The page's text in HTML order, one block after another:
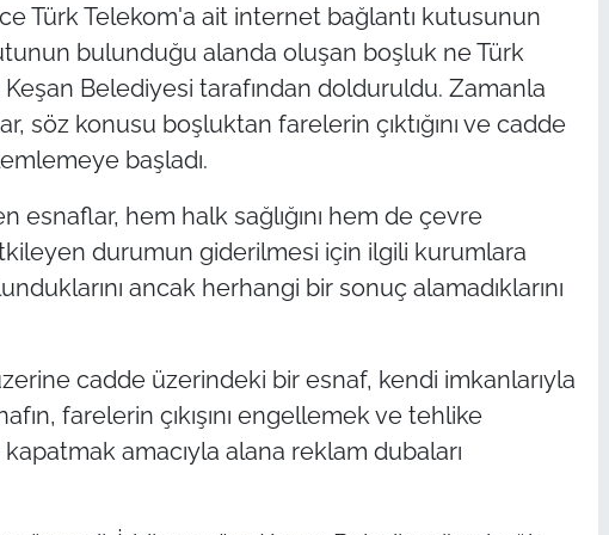
Türk Telekom'a ait internet bağlantı kutusunun
bulunduğu alanda oluşan boşluk ne Türk
Belediyesi tarafından dolduruldu. Zamanla
söz konusu boşluktan farelerin çıktığını ve cadde
başladı.
esnaflar, hem halk sağlığını hem de çevre
durumun giderilmesi için ilgili kurumlara
ancak herhangi bir sonuç alamadıklarını
cadde üzerindeki bir esnaf, kendi imkanlarıyla
farelerin çıkışını engellemek ve tehlike
amacıyla alana reklam dubaları